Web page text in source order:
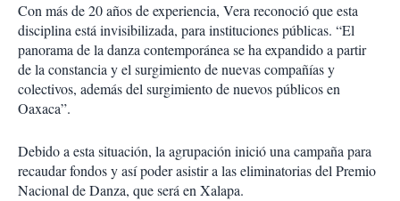
Con más de 20 años de experiencia, Vera reconoció que esta
disciplina está invisibilizada, para instituciones públicas. “El
panorama de la danza contemporánea se ha expandido a partir
de la constancia y el surgimiento de nuevas compañías y
colectivos, además del surgimiento de nuevos públicos en
Oaxaca”.
Debido a esta situación, la agrupación inició una campaña para
recaudar fondos y así poder asistir a las eliminatorias del Premio
Nacional de Danza, que será en Xalapa.